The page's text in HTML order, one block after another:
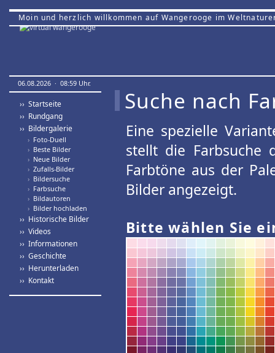
Moin und herzlich willkommen auf Wangerooge im
06.08.2026 · 08:59 Uhr.
›› Startseite
›› Rundgang
›› Bildergalerie
› Foto-Duell
› Beste Bilder
› Neue Bilder
› Zufalls-Bilder
› Bildersuche
› Farbsuche
› Bildautoren
› Bilder hochladen
›› Historische Bilder
›› Videos
›› Informationen
›› Geschichte
›› Herunterladen
›› Kontakt
Suche nach
Eine spezielle
stellt die Farbsuche
Farbtöne aus der
Bilder angezeigt.
Bitte wählen Sie